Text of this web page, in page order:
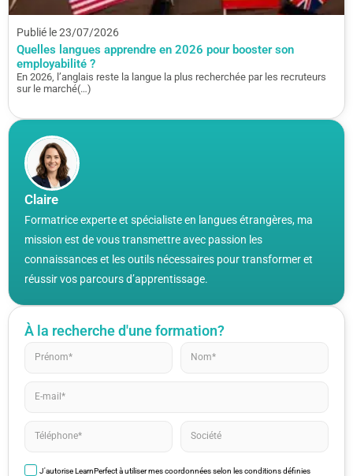
Claire
Formatrice experte et spécialiste en langues étrangères, ma
mission est de vous transmettre avec passion les
connaissances et les outils nécessaires pour transformer et
réussir vos parcours d’apprentissage.
À la recherche d'une formation?
J'autorise LearnPerfect à utiliser mes coordonnées selon les conditions définies
Publié le 23/07/2026
Quelles langues apprendre en 2026 pour booster son
employabilité ?
En 2026, l’anglais reste la langue la plus recherchée par les recruteurs
sur le marché(…)